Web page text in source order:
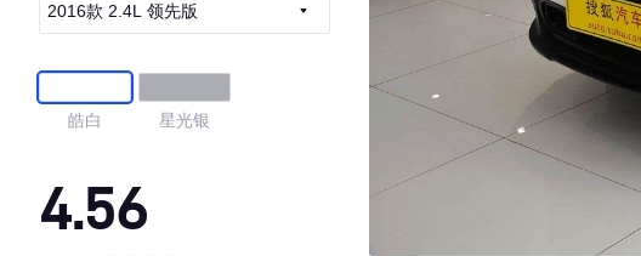
2016款 2.4L 领先版
皓白 星光银
4.56